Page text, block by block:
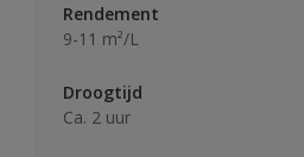
Rendement
9-11 m²/L
Droogtijd
Ca. 2 uur